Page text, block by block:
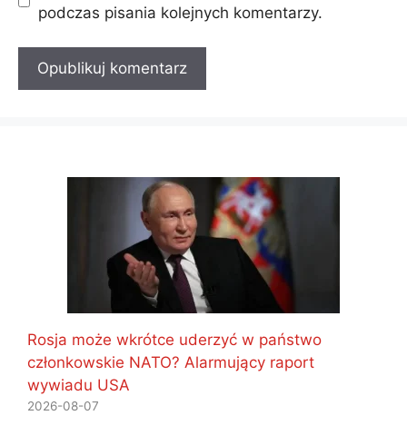
podczas pisania kolejnych komentarzy.
Rosja może wkrótce uderzyć w państwo
członkowskie NATO? Alarmujący raport
wywiadu USA
2026-08-07